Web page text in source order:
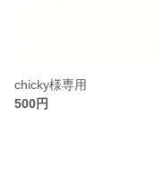
chicky様専用
500円